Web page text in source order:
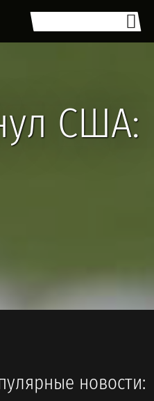
США:
новости: